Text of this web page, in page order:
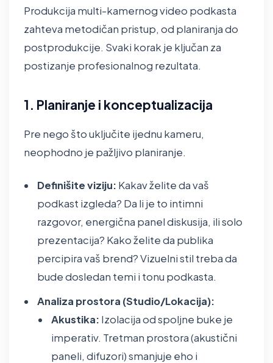
Produkcija multi-kamernog video podkasta
zahteva metodičan pristup, od planiranja do
postprodukcije. Svaki korak je ključan za
postizanje profesionalnog rezultata.
1. Planiranje i konceptualizacija
Pre nego što uključite ijednu kameru,
neophodno je pažljivo planiranje.
Definišite viziju: Kakav želite da vaš
podkast izgleda? Da li je to intimni
razgovor, energična panel diskusija, ili solo
prezentacija? Kako želite da publika
percipira vaš brend? Vizuelni stil treba da
bude dosledan temi i tonu podkasta.
Analiza prostora (Studio/Lokacija):
Akustika: Izolacija od spoljne buke je
imperativ. Tretman prostora (akustični
paneli, difuzori) smanjuje eho i